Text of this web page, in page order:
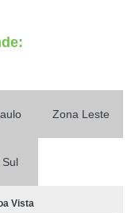
Zona Leste
Vista